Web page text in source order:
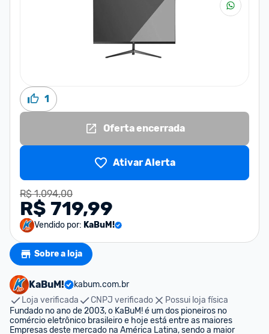
1
Oferta encerrada
Ativar Alerta
R$ 1.094,00
R$ 719,99
Vendido por: KaBuM!
Sobre a loja
KaBuM!
kabum.com.br
Loja verificada
CNPJ verificado
Possui loja física
Fundado no ano de 2003, o KaBuM! é um dos pioneiros no
comércio eletrônico brasileiro e hoje está entre as maiores
Empresas deste mercado na América Latina, sendo a maior